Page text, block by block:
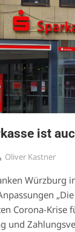
ist
Oliver Kastner
Würzburg
Corona-Krise
und